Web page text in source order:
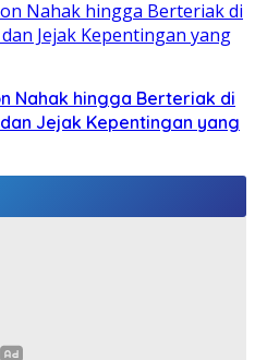
Nahak hingga Berteriak di
dan Jejak Kepentingan yang